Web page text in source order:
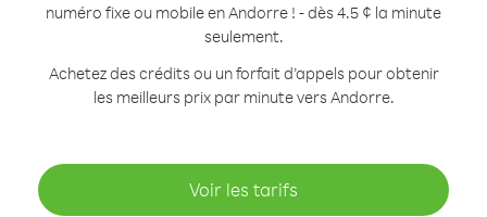
numéro fixe ou mobile en Andorre ! - dès 4.5 ¢ la minute
seulement.
Achetez des crédits ou un forfait d’appels pour obtenir
les meilleurs prix par minute vers Andorre.
Voir les tarifs